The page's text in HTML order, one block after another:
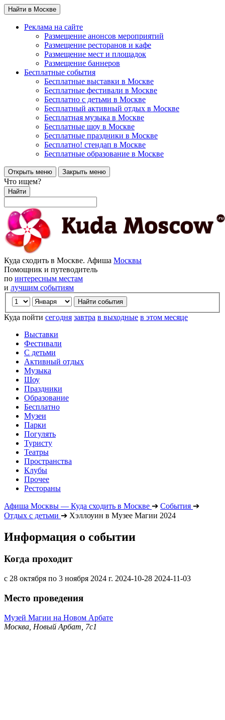
Найти в Москве
Реклама на сайте
Размещение анонсов мероприятий
Размещение ресторанов и кафе
Размещение мест и площадок
Размещение баннеров
Бесплатные события
Бесплатные выставки в Москве
Бесплатные фестивали в Москве
Бесплатно с детьми в Москве
Бесплатный активный отдых в Москве
Бесплатная музыка в Москве
Бесплатные шоу в Москве
Бесплатные праздники в Москве
Бесплатно! стендап в Москве
Бесплатные образование в Москве
Открыть меню Закрыть меню
Что ищем?
Найти
Куда сходить в Москве. Афиша Москвы
Помощник и путеводитель
по интересным местам
и лучшим событиям
Куда пойти сегодня завтра в выходные в этом месяце
Выставки
Фестивали
С детьми
Активный отдых
Музыка
Шоу
Праздники
Образование
Бесплатно
Музеи
Парки
Погулять
Туристу
Театры
Пространства
Клубы
Прочее
Рестораны
Афиша Москвы — Куда сходить в Москве ➔ События ➔
Отдых с детьми ➔ Хэллоуин в Музее Магии 2024
Информация о событии
Когда проходит
с 28 октября по 3 ноября 2024 г. 2024-10-28 2024-11-03
Место проведения
Музей Магии на Новом Арбате
Москва, Новый Арбат, 7с1